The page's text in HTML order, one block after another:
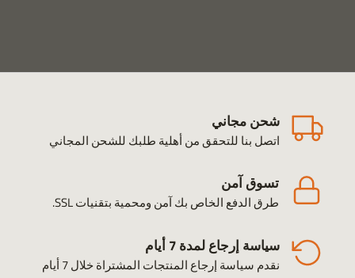
شحن مجاني
اتصل بنا للتحقق من أهلية طلبك للشحن المجاني
تسوق آمن
طرق الدفع الخاص بك آمن ومحمية بتقنيات SSL.
سياسة إرجاع لمدة 7 أيام
نقدم سياسة إرجاع المنتجات المشتراة خلال 7 أيام